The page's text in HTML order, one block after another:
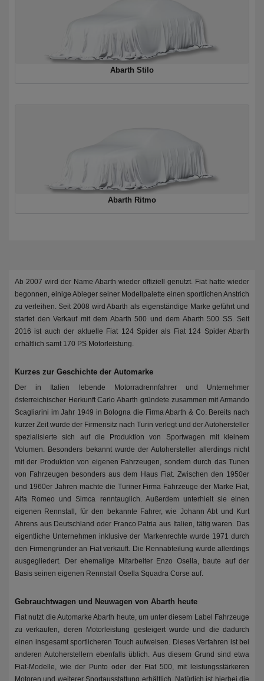
Abarth Stilo
Abarth Ritmo
Ab 2007 wird der Name Abarth wieder offiziell genutzt. Fiat hatte wieder
begonnen, einige Ableger seiner Modellpalette einen sportlichen Anstrich
zu verleihen. Seit 2008 wird Abarth als eigenständige Marke geführt und
startet den Verkauf mit dem Abarth 500 und dem Abarth 500 SS. Seit
2016 ist auch der aktuelle Fiat 124 Spider als Fiat 124 Spider Abarth
erhältlich samt 170 PS Motorleistung.
Kurzes zur Geschichte der Automarke
Der in Italien lebende Motorradrennfahrer und Unternehmer
österreichischer Herkunft Carlo Abarth gründete zusammen mit Armando
Scagliarini im Jahr 1949 in Bologna die Firma Abarth & Co. Bereits nach
kurzer Zeit wurde der Firmensitz nach Turin verlegt und der Autohersteller
spezialisierte sich auf die Produktion von Sportwagen mit kleinem
Volumen. Besonders bekannt wurde der Autohersteller allerdings nicht
mit der Produktion von eigenen Fahrzeugen, sondern durch das Tunen
von Fahrzeugen besonders aus dem Haus Fiat. Zwischen den 1950er
und 1960er Jahren machte die Turiner Firma Fahrzeuge der Marke Fiat,
Alfa Romeo und Simca renntauglich. Außerdem unterhielt sie einen
eigenen Rennstall, für den bekannte Fahrer, wie Johann Abt und Kurt
Ahrens aus Deutschland oder Franco Patria aus Italien, tätig waren. Das
eigentliche Unternehmen inklusive der Markenrechte wurde 1971 durch
den Firmengründer an Fiat verkauft. Die Rennabteilung wurde allerdings
ausgegliedert. Der ehemalige Mitarbeiter Enzo Osella, baute auf der
Basis seinen eigenen Rennstall Osella Squadra Corse auf.
Gebrauchtwagen und Neuwagen von Abarth heute
Fiat nutzt die Automarke Abarth heute, um unter diesem Label Fahrzeuge
zu verkaufen, deren Motorleistung gesteigert wurde und die dadurch
einen insgesamt sportlicheren Touch aufweisen. Dieses Verfahren ist bei
anderen Autoherstellern ebenfalls üblich. Aus diesem Grund sind etwa
Fiat-Modelle, wie der Punto oder der Fiat 500, mit leistungsstärkeren
Motoren und weiterer Sportausstattung erhältlich. Natürlich ist hierbei die